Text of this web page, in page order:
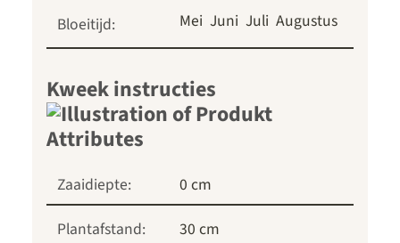
Bloeitijd: Mei Juni Juli Augustus
Kweek instructies
Zaaidiepte:
0 cm
Plantafstand:
30 cm